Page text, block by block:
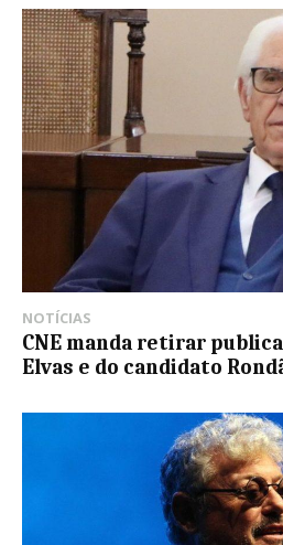
NOTÍCIAS
CNE manda retirar
Elvas e do candidato